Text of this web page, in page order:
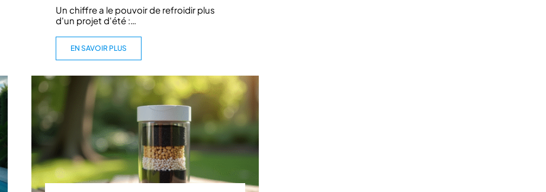
Un chiffre a le pouvoir de refroidir plus
d'un projet d'été :…
EN SAVOIR PLUS